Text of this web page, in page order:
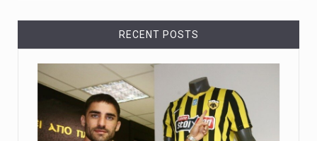
RECENT POSTS